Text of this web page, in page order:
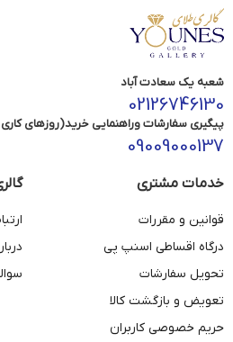
شعبه یک سعادت آباد
02126746130
پیگیری سفارشات وراهنمایی خرید(روزهای کاری
09009000137
خدمات مشتری
قوانین و مقررات
درگاه اقساطی اسنپ پی
تحویل سفارشات
تعویض و بازگشت کالا
حریم خصوصی کاربران